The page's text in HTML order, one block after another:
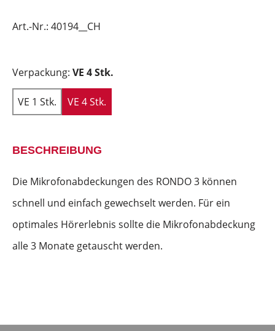
Art.-Nr.: 40194__CH
Verpackung: VE 4 Stk.
VE 1 Stk. VE 4 Stk.
BESCHREIBUNG
Die Mikrofonabdeckungen des RONDO 3 können
schnell und einfach gewechselt werden. Für ein
optimales Hörerlebnis sollte die Mikrofonabdeckung
alle 3 Monate getauscht werden.